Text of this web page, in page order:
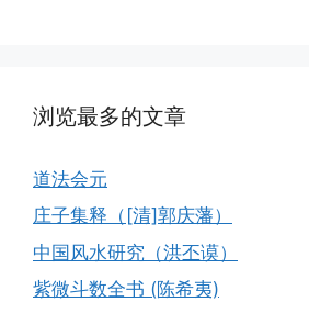
浏览最多的文章
道法会元
庄子集释（[清]郭庆藩）
中国风水研究（洪丕谟）
紫微斗数全书 (陈希夷)